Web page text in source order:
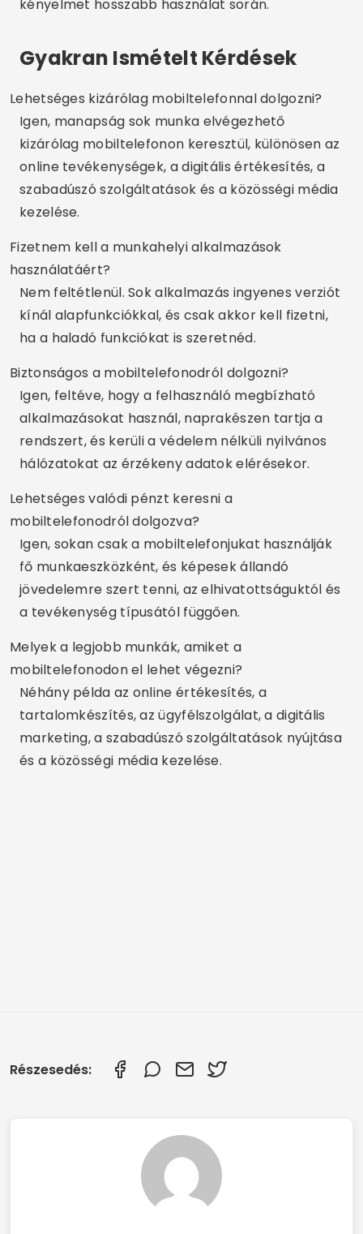
kényelmet hosszabb használat során.
Gyakran Ismételt Kérdések
Lehetséges kizárólag mobiltelefonnal dolgozni?
Igen, manapság sok munka elvégezhető
kizárólag mobiltelefonon keresztül, különösen az
online tevékenységek, a digitális értékesítés, a
szabadúszó szolgáltatások és a közösségi média
kezelése.
Fizetnem kell a munkahelyi alkalmazások
használatáért?
Nem feltétlenül. Sok alkalmazás ingyenes verziót
kínál alapfunkciókkal, és csak akkor kell fizetni,
ha a haladó funkciókat is szeretnéd.
Biztonságos a mobiltelefonodról dolgozni?
Igen, feltéve, hogy a felhasználó megbízható
alkalmazásokat használ, naprakészen tartja a
rendszert, és kerüli a védelem nélküli nyilvános
hálózatokat az érzékeny adatok elérésekor.
Lehetséges valódi pénzt keresni a
mobiltelefonodról dolgozva?
Igen, sokan csak a mobiltelefonjukat használják
fő munkaeszközként, és képesek állandó
jövedelemre szert tenni, az elhivatottságuktól és
a tevékenység típusától függően.
Melyek a legjobb munkák, amiket a
mobiltelefonodon el lehet végezni?
Néhány példa az online értékesítés, a
tartalomkészítés, az ügyfélszolgálat, a digitális
marketing, a szabadúszó szolgáltatások nyújtása
és a közösségi média kezelése.
Részesedés: